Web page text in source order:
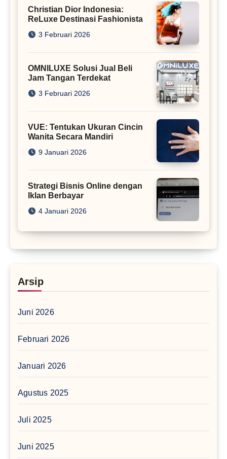
Christian Dior Indonesia:
ReLuxe Destinasi Fashionista
3 Februari 2026
OMNILUXE Solusi Jual Beli
Jam Tangan Terdekat
3 Februari 2026
VUE: Tentukan Ukuran Cincin
Wanita Secara Mandiri
9 Januari 2026
Strategi Bisnis Online dengan
Iklan Berbayar
4 Januari 2026
Arsip
Juni 2026
Februari 2026
Januari 2026
Agustus 2025
Juli 2025
Juni 2025